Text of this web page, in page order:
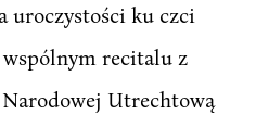
uroczystości ku czci
wspólnym recitalu z
Utrechtową